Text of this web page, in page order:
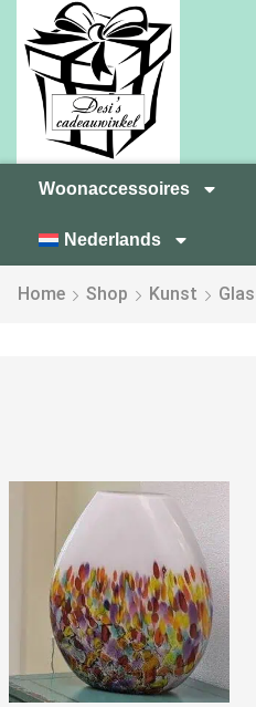
Woonaccessoires
Nederlands
Home Shop Kunst